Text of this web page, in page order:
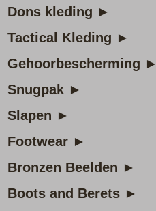
Dons kleding ►
Tactical Kleding ►
Gehoorbescherming ►
Snugpak ►
Slapen ►
Footwear ►
Bronzen Beelden ►
Boots and Berets ►